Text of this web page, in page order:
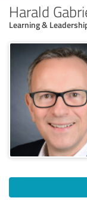
Harald
Learning &